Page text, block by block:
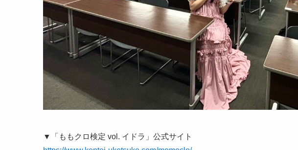
▼「ももクロ検定 vol. イドラ」公式サイト